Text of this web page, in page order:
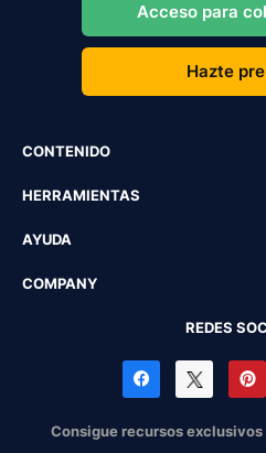
Acceso para
Hazte
CONTENIDO
HERRAMIENTAS
AYUDA
COMPANY
REDES
Consigue recursos